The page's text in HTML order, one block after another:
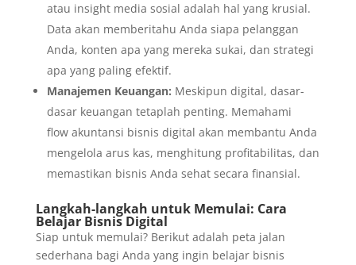
atau insight media sosial adalah hal yang krusial.
Data akan memberitahu Anda siapa pelanggan
Anda, konten apa yang mereka sukai, dan strategi
apa yang paling efektif.
Manajemen Keuangan: Meskipun digital, dasar-
dasar keuangan tetaplah penting. Memahami
flow akuntansi bisnis digital akan membantu Anda
mengelola arus kas, menghitung profitabilitas, dan
memastikan bisnis Anda sehat secara finansial.
Langkah-langkah untuk Memulai: Cara
Belajar Bisnis Digital
Siap untuk memulai? Berikut adalah peta jalan
sederhana bagi Anda yang ingin belajar bisnis